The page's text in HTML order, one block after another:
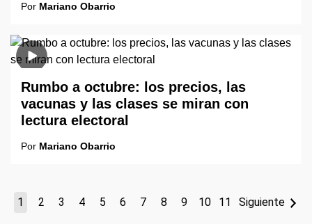
Por Mariano Obarrio
Rumbo a octubre: los precios, las
vacunas y las clases se miran con
lectura electoral
Por Mariano Obarrio
1 2 3 4 5 6 7 8 9 10 11 Siguiente